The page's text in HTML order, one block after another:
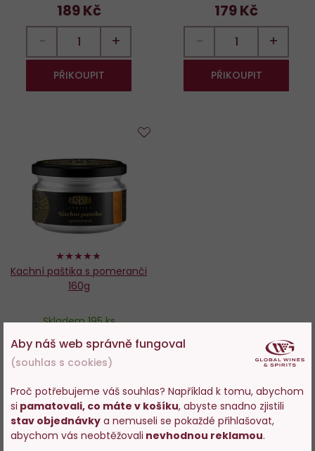
189 Kč
− +
PŘIKOUPIT
179 Kč
− +
PŘIKOUPIT
94%
Kachní paštika s pomeranči
160g
Skladem 195 ks
139 Kč
+
PŘIKOUPIT
Aby náš web správně fungoval
(souhlas s cookies)
Proč potřebujeme váš souhlas? Například k tomu, abychom
si pamatovali, co máte v košíku, abyste snadno zjistili
stav objednávky a nemuseli se pokaždé přihlašovat,
abychom vás neobtěžovali nevhodnou reklamou.
Vstupujete na stránky
s prodejem alkoholu. Prosím